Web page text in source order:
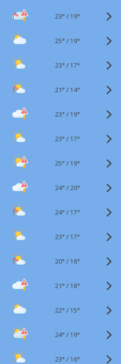
23° / 19°
25° / 19°
23° / 17°
21° / 14°
23° / 19°
23° / 17°
25° / 19°
24° /20°
24° / 17°
23° / 17°
20° / 16°
21° / 18°
22° / 15°
24° / 19°
23° / 16°